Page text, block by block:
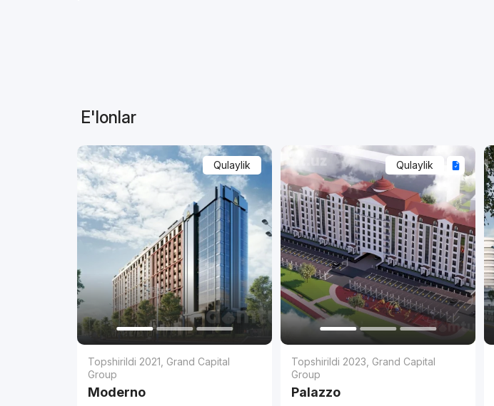
E'lonlar
Qulaylik
Topshirildi 2021 Grand Capital
Group
Moderno
Qulaylik
Topshirildi 2023 Grand Capital
Group
Palazzo